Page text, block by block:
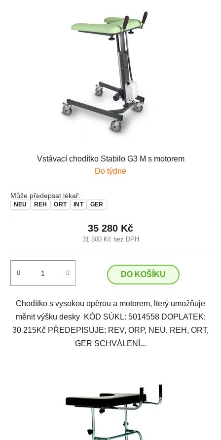
Vstávací chodítko Stabilo G3 M s motorem
Do týdne
Může předepsat lékař:
NEU REH ORT INT GER
31 500 Kč bez DPH
35 280 Kč
DO KOŠÍKU
Chodítko s vysokou opěrou a motorem, lterý umožňuje
měnit výšku desky KÓD SÚKL: 5014558 DOPLATEK:
30 215Kč PŘEDEPISUJE: REV, ORP, NEU, REH, ORT,
GER SCHVÁLENÍ...